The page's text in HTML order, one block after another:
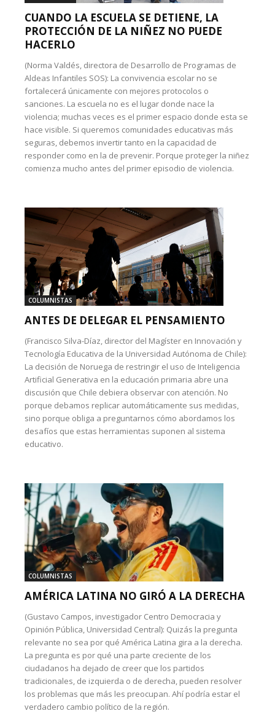
CUANDO LA ESCUELA SE DETIENE, LA
PROTECCIÓN DE LA NIÑEZ NO PUEDE
HACERLO
(Norma Valdés, directora de Desarrollo de Programas de
Aldeas Infantiles SOS): La convivencia escolar no se
fortalecerá únicamente con mejores protocolos o
sanciones. La escuela no es el lugar donde nace la
violencia; muchas veces es el primer espacio donde esta se
hace visible. Si queremos comunidades educativas más
seguras, debemos invertir tanto en la capacidad de
responder como en la de prevenir. Porque proteger la niñez
comienza mucho antes del primer episodio de violencia.
COLUMNISTAS
ANTES DE DELEGAR EL PENSAMIENTO
(Francisco Silva-Díaz, director del Magíster en Innovación y
Tecnología Educativa de la Universidad Autónoma de Chile):
La decisión de Noruega de restringir el uso de Inteligencia
Artificial Generativa en la educación primaria abre una
discusión que Chile debiera observar con atención. No
porque debamos replicar automáticamente sus medidas,
sino porque obliga a preguntarnos cómo abordamos los
desafíos que estas herramientas suponen al sistema
educativo.
COLUMNISTAS
AMÉRICA LATINA NO GIRÓ A LA DERECHA
(Gustavo Campos, investigador Centro Democracia y
Opinión Pública, Universidad Central): Quizás la pregunta
relevante no sea por qué América Latina gira a la derecha.
La pregunta es por qué una parte creciente de los
ciudadanos ha dejado de creer que los partidos
tradicionales, de izquierda o de derecha, pueden resolver
los problemas que más les preocupan. Ahí podría estar el
verdadero cambio político de la región.